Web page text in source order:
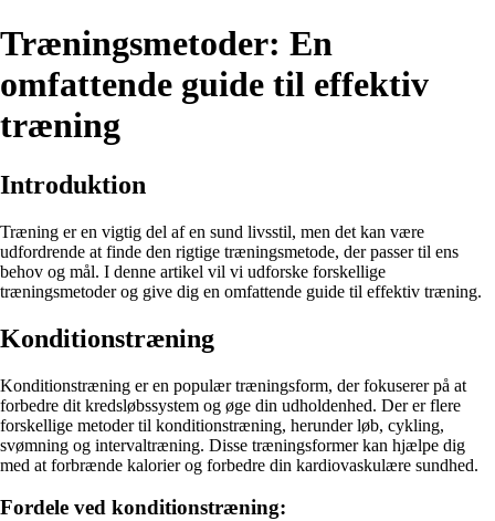
Træningsmetoder: En
omfattende guide til effektiv
træning
Introduktion
Træning er en vigtig del af en sund livsstil, men det kan være
udfordrende at finde den rigtige træningsmetode, der passer til ens
behov og mål. I denne artikel vil vi udforske forskellige
træningsmetoder og give dig en omfattende guide til effektiv træning.
Konditionstræning
Konditionstræning er en populær træningsform, der fokuserer på at
forbedre dit kredsløbssystem og øge din udholdenhed. Der er flere
forskellige metoder til konditionstræning, herunder løb, cykling,
svømning og intervaltræning. Disse træningsformer kan hjælpe dig
med at forbrænde kalorier og forbedre din kardiovaskulære sundhed.
Fordele ved konditionstræning: